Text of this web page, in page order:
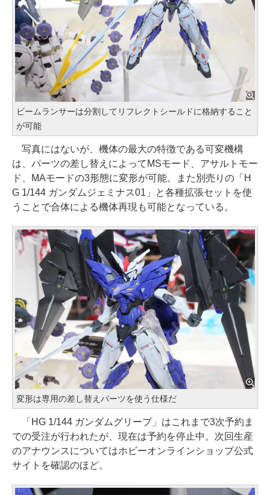
ビームランサーは分割してリフレクトシールドに格納すること
が可能
写真にはないが、機体の最大の特徴である可変機構
は、パーツの差し替えによってMSモード、アサルトモー
ド、MAモードの3形態に変形が可能。また別売りの「H
G 1/144 ガンダムジェミナス01」と各種拡張セットを使
うことで合体による機体再現も可能となっている。
変形は専用の差し替えパーツを使う仕様だ
「HG 1/144 ガンダムグリープ」はこれまで3次予約ま
での受注が行われたが、現在は予約を停止中。次回生産
のアナウンスについてはホビーオンラインショップ公式
サイトを確認のほど。